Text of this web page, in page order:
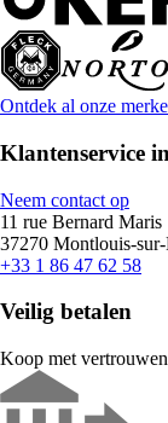
Ontdek al onze
Klantenservice
Neem contact op
11 rue Bernard Maris
37270 Montlouis-
+33 1 86 47 62 58
Veilig betalen
Koop met